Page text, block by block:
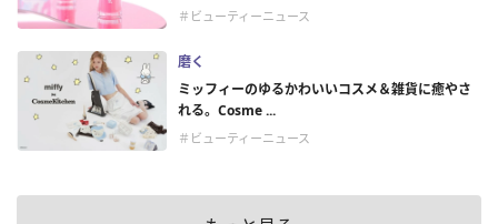
＃ビューティーニュース
磨く
ミッフィーのゆるかわいいコスメ＆雑貨に癒やさ
れる。Cosme ...
＃ビューティーニュース